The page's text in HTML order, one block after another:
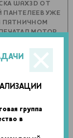
группа
в
WAX3D ОТ
ПАНТЕЛЕЕВ УЖЕ
ПЯТНИЧНОМ
МОТОР